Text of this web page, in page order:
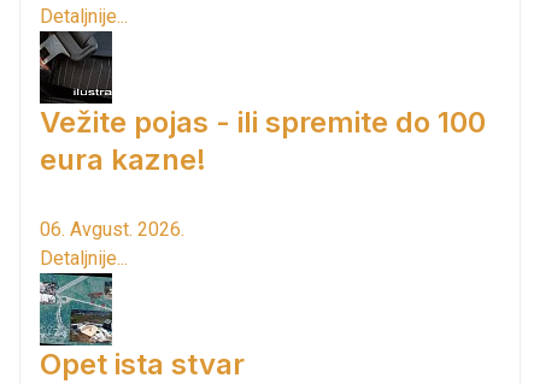
Detaljnije...
Vežite pojas - ili spremite do 100
eura kazne!
06. Avgust. 2026.
Detaljnije...
Opet ista stvar